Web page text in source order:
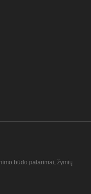
būdo patarimai, žymių